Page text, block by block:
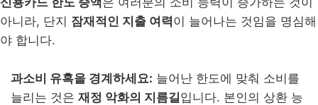
아니라, 단지 잠재적인 지출 여력이 늘어나는 것임을 명심해
야 합니다.
과소비 유혹을 경계하세요: 늘어난 한도에 맞춰 소비를
늘리는 것은 재정 악화의 지름길입니다. 본인의 상환 능